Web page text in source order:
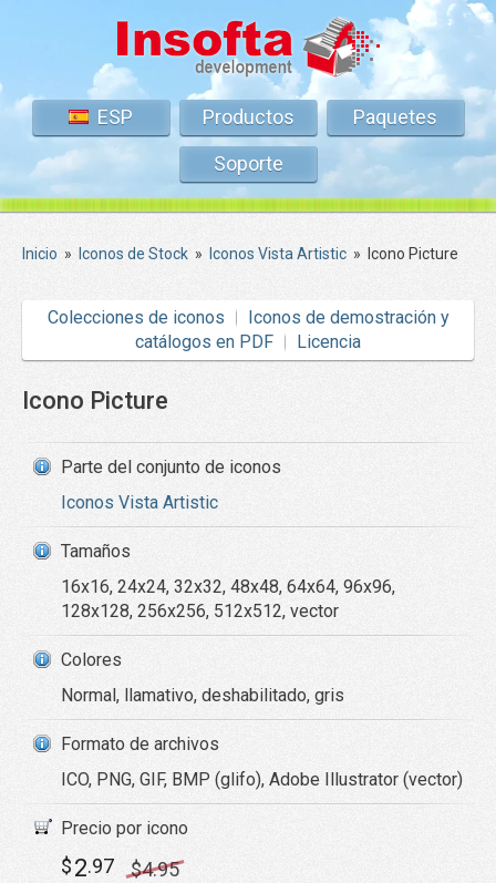
ESP Productos
Paquetes
Soporte
Inicio » Iconos de Stock » Iconos Vista Artistic » Icono Picture
Colecciones de iconos
Iconos de demostración y
catálogos en PDF
Licencia
Icono Picture
Parte del conjunto de iconos
Iconos Vista Artistic
Tamaños
16x16, 24x24, 32x32, 48x48, 64x64, 96x96,
128x128, 256x256, 512x512, vector
Colores
Normal, llamativo, deshabilitado, gris
Formato de archivos
ICO, PNG, GIF, BMP (glifo), Adobe Illustrator (vector)
Precio por icono
$2.97 $4.95